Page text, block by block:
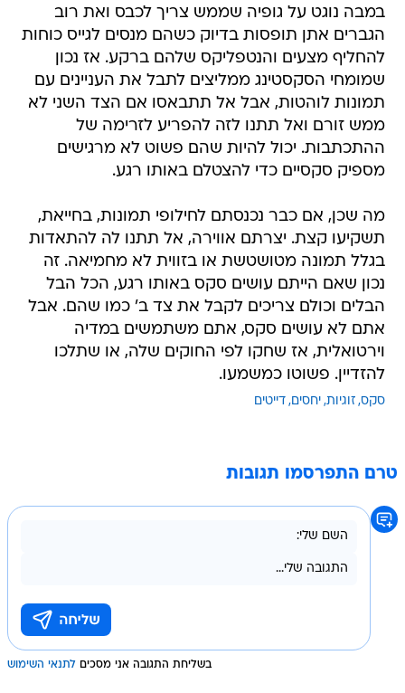
במבה נוגט על גופיה שממש צריך לכבס ואת רוב
הגברים אתן תופסות בדיוק כשהם מנסים לגייס כוחות
להחליף מצעים והנטפליקס שלהם ברקע. אז נכון
שמומחי הסקסטינג ממליצים לתבל את העניינים עם
תמונות לוהטות, אבל אל תתבאסו אם הצד השני לא
ממש זורם ואל תתנו לזה להפריע לזרימה של
ההתכתבות. יכול להיות שהם פשוט לא מרגישים
מספיק סקסיים כדי להצטלם באותו רגע.
מה שכן, אם כבר נכנסתם לחילופי תמונות, בחייאת,
תשקיעו קצת. יצרתם אווירה, אל תתנו לה להתאדות
בגלל תמונה מטושטשת או בזווית לא מחמיאה. זה
נכון שאם הייתם עושים סקס באותו רגע, הכל הבל
הבלים וכולם צריכים לקבל את צד ב' כמו שהם. אבל
אתם לא עושים סקס, אתם משתמשים במדיה
וירטואלית, אז שחקו לפי החוקים שלה, או שתלכו
להזדיין. פשוטו כמשמעו.
סקס זוגיות יחסים דייטים
טרם התפרסמו תגובות
בשליחת התגובה אני מסכים לתנאי השימוש